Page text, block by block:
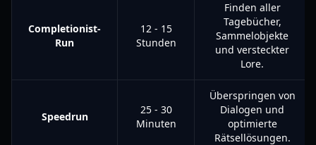
Completionist-
Run
12 - 15
Stunden
Finden aller
Tagebücher,
Sammelobjekte
und versteckter
Lore.
Speedrun
25 - 30
Minuten
Überspringen von
Dialogen und
optimierte
Rätsellösungen.